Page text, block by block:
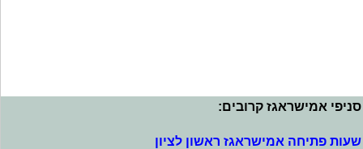
סניפי אמישראגז קרובים:
שעות פתיחה אמישראגז ראשון לציון